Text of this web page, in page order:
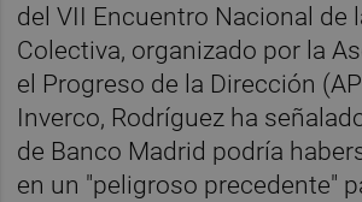
del VII Encuentro Nacional de
Colectiva, organizado por la
el Progreso de la Dirección
Inverco, Rodríguez ha
de Banco Madrid podría
en un "peligroso precedente"